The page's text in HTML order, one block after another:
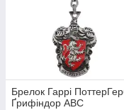
Брелок Гаррі
Ґрифіндор ABC